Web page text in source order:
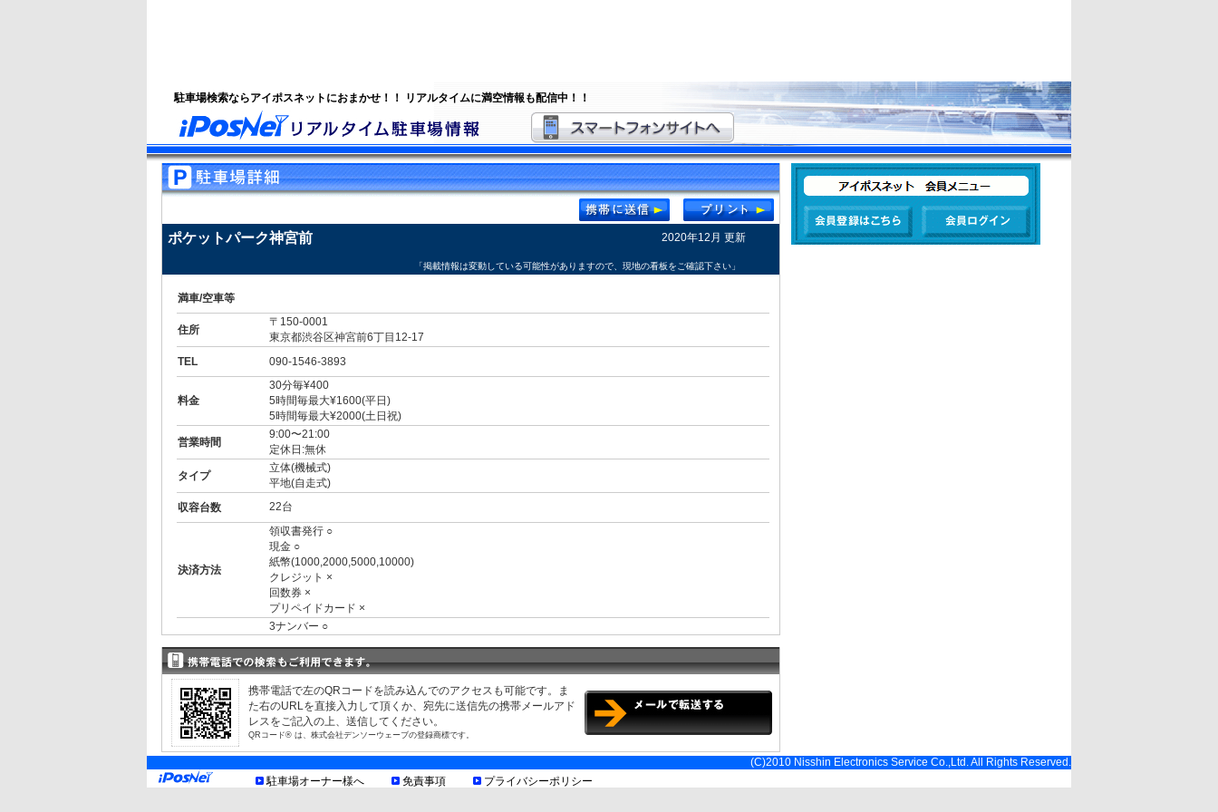
駐車場検索ならアイポスネットにおまかせ！！ リアルタイムに満空情報も配信中！！
ポケットパーク神宮前 2020年12月 更新
「掲載情報は変動している可能性がありますので、現地の看板をご確認下さい」
満車/空車等
住所
〒150-0001
東京都渋谷区神宮前6丁目12-17
TEL
090-1546-3893
料金
30分毎¥400
5時間毎最大¥1600(平日)
5時間毎最大¥2000(土日祝)
営業時間
9:00〜21:00
定休日:無休
タイプ
立体(機械式)
平地(自走式)
収容台数
22台
決済方法
領収書発行 ○
現金 ○
紙幣(1000,2000,5000,10000)
クレジット ×
回数券 ×
プリペイドカード ×
制限事項
3ナンバー ○
外車 ○
高 1.55m まで
幅 1.85m まで
長 5.05m まで
重量 1.70t まで
お知らせ
バリアフリー
携帯電話で左のQRコードを読み込んでのアクセスも可能です。ま
た右のURLを直接入力して頂くか、宛先に送信先の携帯メールアド
レスをご記入の上、送信してください。
QRコード® は、株式会社デンソーウェーブの登録商標です。
(C)2010 Nisshin Electronics Service Co.,Ltd. All Rights Reserved.
駐車場オーナー様へ
免責事項 プライバシーポリシー